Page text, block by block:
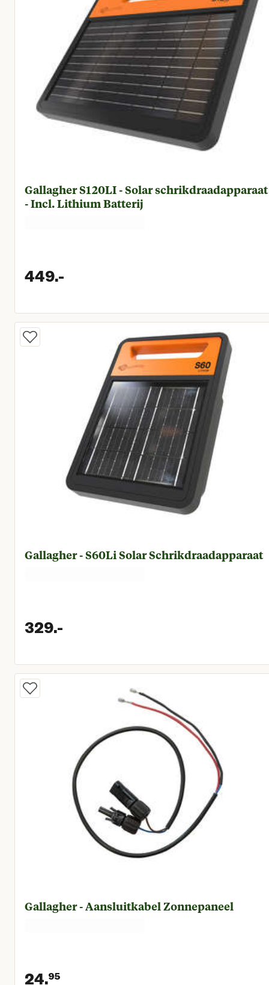
Gallagher S120LI - Solar schrikdraadapparaat
- Incl. Lithium Batterij
449.-
Huidige prijs € 449,00
Gallagher - S60Li Solar Schrikdraadapparaat
329.-
Huidige prijs € 329,00
Gallagher - Aansluitkabel Zonnepaneel
24.95